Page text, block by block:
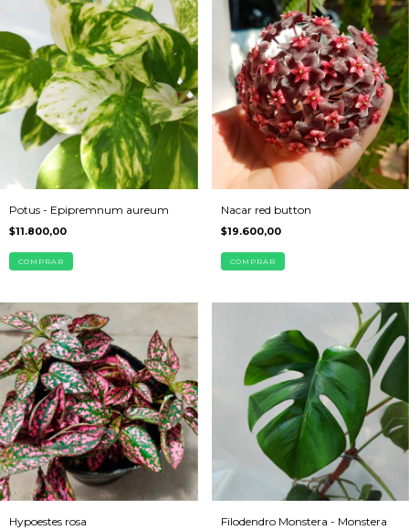
Potus - Epipremnum aureum
$11.800,00
COMPRAR
Nacar red button
$19.600,00
COMPRAR
Hypoestes rosa
Filodendro Monstera - Monstera